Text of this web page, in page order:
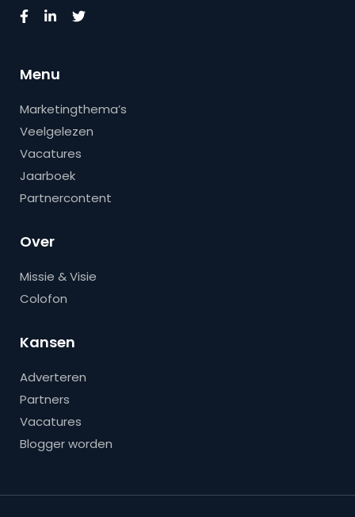
Menu
Marketingthema’s
Veelgelezen
Vacatures
Jaarboek
Partnercontent
Over
Missie & Visie
Colofon
Kansen
Adverteren
Partners
Vacatures
Blogger worden